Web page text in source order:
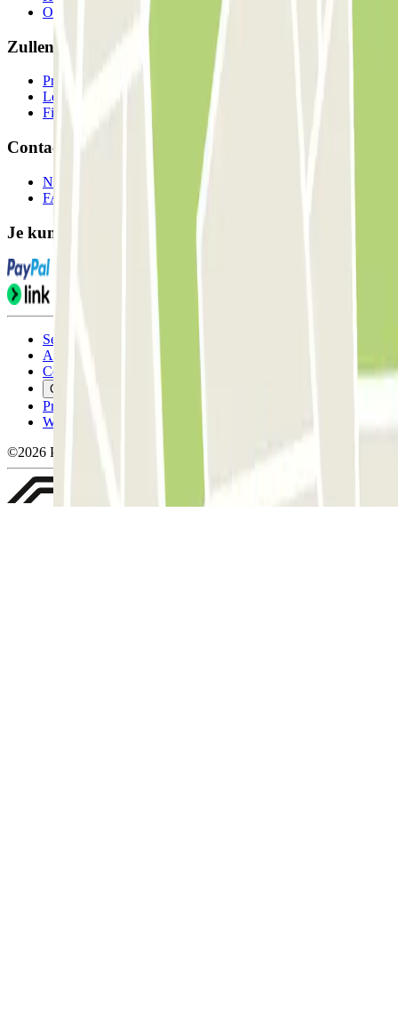
Onze parkeergarages
Zullen we samenwerken?
Professionals
Leverancier parkeren
Filialen
Contact
Neem contact met ons op
FAQ
Je kunt deze betaalmethoden gebruiken:
Servicevoorwaarden
Annuleringsvoorwaarden
Cookiebeleid
Cookies beheren
Privacybeleid
Whistleblowing
©2026 Parclick. All rights reserved